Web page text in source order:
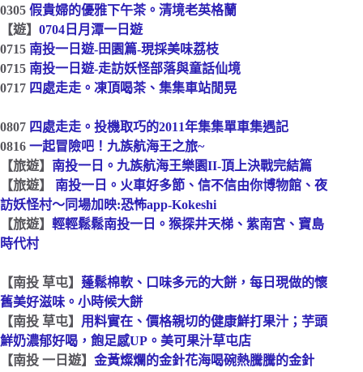
0305 假貴婦的優雅下午茶。清境老英格蘭
【遊】 0704日月潭一日遊
0715 南投一日遊-田園篇-現採美味荔枝
0715 南投一日遊-走訪妖怪部落與童話仙境
0717 四處走走。凍頂喝茶、集集車站閒晃
0807 四處走走。投機取巧的2011年集集單車集遇記
0816 一起冒險吧！九族航海王之旅~
【旅遊】 南投一日。九族航海王樂園II-頂上決戰完結篇
【旅遊】 南投一日。火車好多節、信不信由你博物館、夜
訪妖怪村～同場加映:恐怖app-Kokeshi
【旅遊】 輕輕鬆鬆南投一日。猴探井天梯、紫南宮、寶島
時代村
【南投 草屯】 蓬鬆棉軟、口味多元的大餅，每日現做的懷
舊美好滋味。小時候大餅
【南投 草屯】 用料實在、價格親切的健康鮮打果汁；芋頭
鮮奶濃郁好喝，飽足感UP。美可果汁草屯店‪
【南投 一日遊】 金黃燦爛的金針花海喝碗熱騰騰的金針